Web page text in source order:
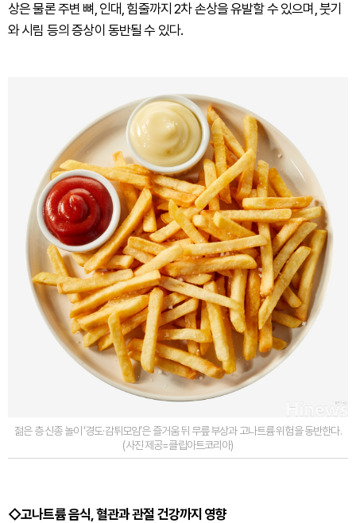
상은 물론 주변 뼈, 인대, 힘줄까지 2차 손상을 유발할 수 있으며, 붓기
와 시림 등의 증상이 동반될 수 있다.
젊은 층 신종 놀이 ‘경도·감튀모임’은 즐거움 뒤 무릎 부상과 고나트륨 위험을 동반한다.
(사진 제공=클립아트코리아)
◇고나트륨 음식, 혈관과 관절 건강까지 영향